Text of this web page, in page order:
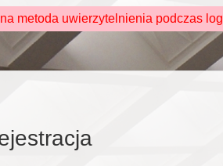
metoda uwierzytelnienia podczas